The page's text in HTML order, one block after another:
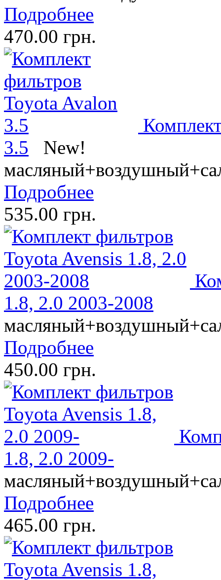
Подробнее
470.00 грн.
3.5
New!
Подробнее
535.00 грн.
1.8, 2.0 2003-2008
Подробнее
450.00 грн.
1.8, 2.0 2009-
Подробнее
465.00 грн.